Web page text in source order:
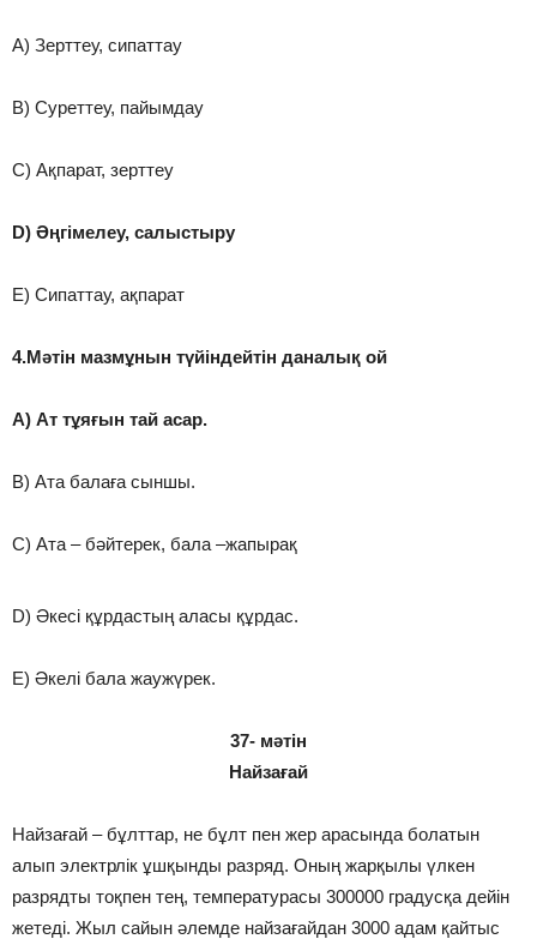
A) Зерттеу, сипаттау
B) Суреттеу, пайымдау
C) Ақпарат, зерттеу
D) Әңгімелеу, салыстыру
E) Сипаттау, ақпарат
4.Мәтін мазмұнын түйіндейтін даналық ой
A) Ат тұяғын тай асар.
B) Ата балаға сыншы.
C) Ата – бәйтерек, бала –жапырақ
D) Әкесі құрдастың аласы құрдас.
E) Әкелі бала жаужүрек.
37- мәтін
Найзағай
Найзағай – бұлттар, не бұлт пен жер арасында болатын
алып электрлік ұшқынды разряд. Оның жарқылы үлкен
разрядты тоқпен тең, температурасы 300000 градусқа дейін
жетеді. Жыл сайын әлемде найзағайдан 3000 адам қайтыс